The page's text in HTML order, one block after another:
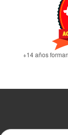
+14 años